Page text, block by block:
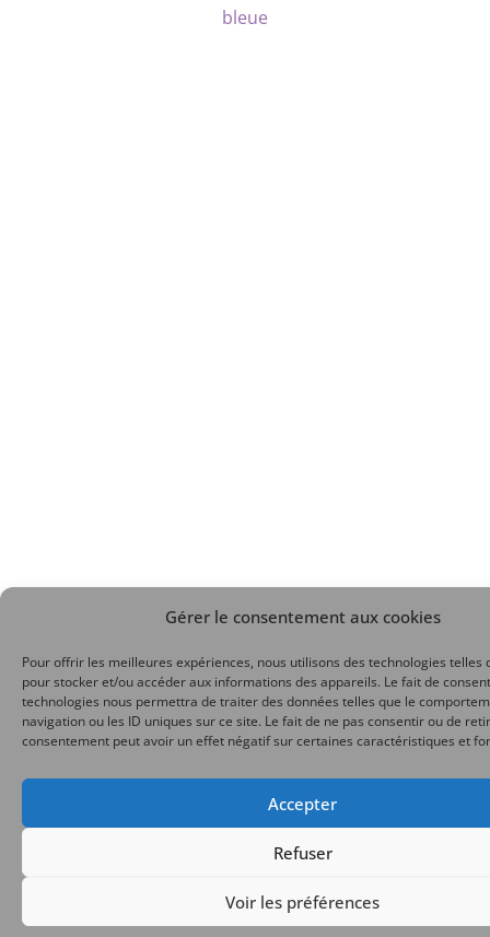
Gérer le consentement aux cookies
Pour offrir les meilleures expériences, nous utilisons des technologies telles
pour stocker et/ou accéder aux informations des appareils. Le fait de
technologies nous permettra de traiter des données telles que le
navigation ou les ID uniques sur ce site. Le fait de ne pas consentir ou de
consentement peut avoir un effet négatif sur certaines caractéristiques et
Accepter
Refuser
Voir les préférences
bleue